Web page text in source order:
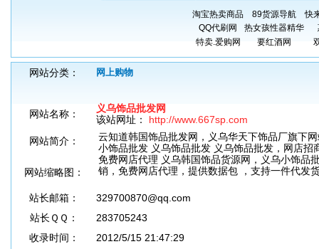
淘宝热卖商品 89货源导航
快
QQ代刷网
热女孩性器精华
特卖.爱购网
要红酒网
网站分类： 网上购物
网站名称：
义乌饰品批发网
该站网址： http://www.667sp.com
网站简介：
云知道韩国饰品批发网，义乌华天下饰品厂旗下
小饰品批发 义乌饰品批发 义乌饰品批发，网店招
免费网店代理 义乌韩国饰品货源网，义乌小饰品
销，免费网店代理，提供数据包 ，支持一件代发
网站缩略图：
站长邮箱：
329700870@qq.com
站长ＱＱ：
283705243
收录时间：
2012/5/15 21:47:29